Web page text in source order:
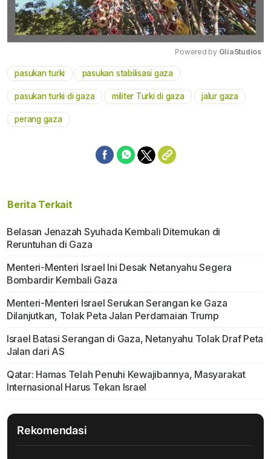
Powered by GliaStudios
pasukan turki pasukan stabilisasi gaza
pasukan turki di gaza militer Turki di gaza jalur gaza
perang gaza
Berita Terkait
Belasan Jenazah Syuhada Kembali Ditemukan di
Reruntuhan di Gaza
Menteri-Menteri Israel Ini Desak Netanyahu Segera
Bombardir Kembali Gaza
Menteri-Menteri Israel Serukan Serangan ke Gaza
Dilanjutkan, Tolak Peta Jalan Perdamaian Trump
Israel Batasi Serangan di Gaza, Netanyahu Tolak Draf Peta
Jalan dari AS
Qatar: Hamas Telah Penuhi Kewajibannya, Masyarakat
Internasional Harus Tekan Israel
Rekomendasi